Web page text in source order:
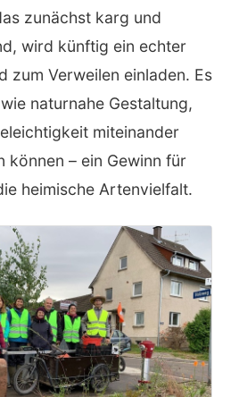
zunächst karg und
wird künftig ein echter
zum Verweilen einladen. Es
naturnahe Gestaltung,
miteinander
können – ein Gewinn für
heimische Artenvielfalt.